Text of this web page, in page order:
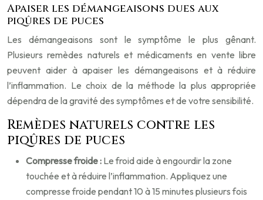
Apaiser les démangeaisons dues aux
piqûres de puces
Les démangeaisons sont le symptôme le plus gênant.
Plusieurs remèdes naturels et médicaments en vente libre
peuvent aider à apaiser les démangeaisons et à réduire
l’inflammation. Le choix de la méthode la plus appropriée
dépendra de la gravité des symptômes et de votre sensibilité.
Remèdes naturels contre les
piqûres de puces
Compresse froide : Le froid aide à engourdir la zone
touchée et à réduire l’inflammation. Appliquez une
compresse froide pendant 10 à 15 minutes plusieurs fois